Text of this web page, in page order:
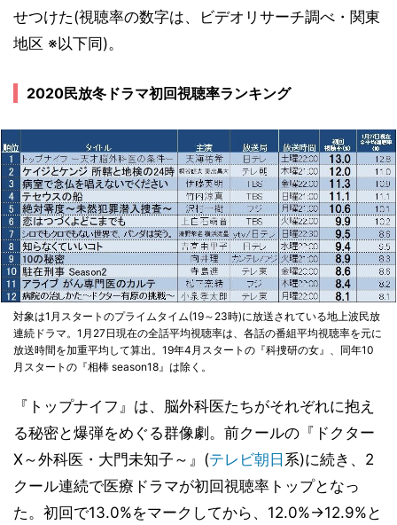
せつけた(視聴率の数字は、ビデオリサーチ調べ・関東
地区 ※以下同)。
2020民放冬ドラマ初回視聴率ランキング
対象は1月スタートのプライムタイム(19～23時)に放送されている地上波民放
連続ドラマ。1月27日現在の全話平均視聴率は、各話の番組平均視聴率を元に
放送時間を加重平均して算出。19年4月スタートの『科捜研の女』、同年10
月スタートの『相棒 season18』は除く。
『トップナイフ』は、脳外科医たちがそれぞれに抱え
る秘密と爆弾をめぐる群像劇。前クールの『ドクター
X～外科医・大門未知子～』(テレビ朝日 系)に続き、2
クール連続で医療ドラマが初回視聴率トップとなっ
た。初回で13.0%をマークしてから、12.0%→12.9%と